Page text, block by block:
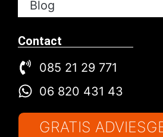
Blog
Contact
085 21 29 771
06 820 431 43
GRATIS